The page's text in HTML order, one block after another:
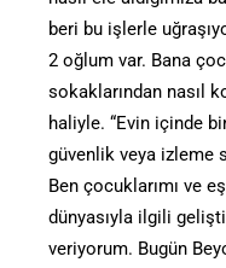
beri bu işlerle
2 oğlum var. Bana
sokaklarından nasıl
haliyle. “Evin içinde
güvenlik veya izleme
Ben çocuklarımı ve
dünyasıyla ilgili
veriyorum. Bugün